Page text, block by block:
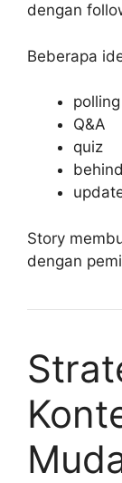
dengan
Beberapa
polling
Q&A
quiz
Story
dengan